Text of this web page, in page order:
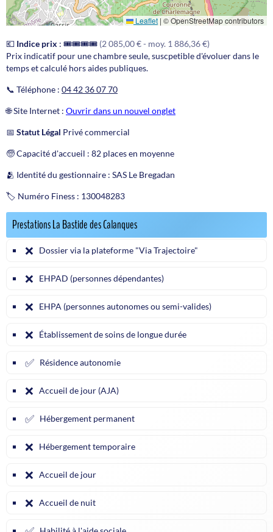
Leaflet | © OpenStreetMap contributors
💶 Indice prix : 🎟️🎟️🎟️🎟️ (2 085,00 € - moy. 1 886,36 €)
Prix indicatif pour une chambre seule, suscpetible d'évoluer dans le
temps et calculé hors aides publiques.
📞 Téléphone : 04 42 36 07 70
🌐 Site Internet : Ouvrir dans un nouvel onglet
📅 Statut Légal Privé commercial
🧓 Capacité d'accueil : 82 places en moyenne
🫂 Identité du gestionnaire : SAS Le Bregadan
🏷️ Numéro Finess : 130048283
Prestations La Bastide des Calanques
❌ Dossier via la plateforme "Via Trajectoire"
❌ EHPAD (personnes dépendantes)
❌ EHPA (personnes autonomes ou semi-valides)
❌ Établissement de soins de longue durée
✅ Résidence autonomie
❌ Accueil de jour (AJA)
✅ Hébergement permanent
❌ Hébergement temporaire
❌ Accueil de jour
❌ Accueil de nuit